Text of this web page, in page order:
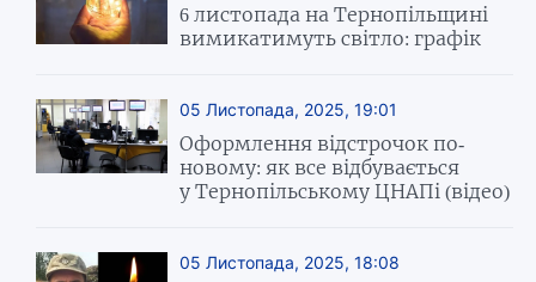
6 листопада на Тернопільщині
вимикатимуть світло: графік
05 Листопада, 2025, 19:01
Оформлення відстрочок по-
новому: як все відбувається
у Тернопільському ЦНАПі (відео)
05 Листопада, 2025, 18:08